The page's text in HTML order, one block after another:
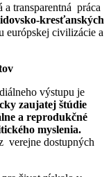
a transparentná práca
kresťanských
európskej civilizácie a
výstupu je
zaujatej štúdie
a reprodukčné
myslenia.
verejne dostupných